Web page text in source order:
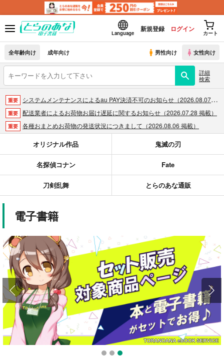
Language
新規登録 ログイン
カート
全年齢向け 成年向け 男性向け 女性向け
詳細
検索
重要 システムメンテナンスによるau PAY決済不可のお知らせ（2026.08.07 掲載）
重要 配送業者によるお荷物お届け遅延に関するお知らせ（2026.07.28 掲載）
重要 各種おまとめお荷物の発送状況につきまして（2026.08.06 掲載）
おまとめサイクル「定期便(月2)」一般会員様の利用再開のお知らせ（2026.02.05 掲載）
重要 「とらのあな×駿河屋日本橋乙女同人誌館」通販店頭受取サービス開始のお知らせ（2026.01.05 更新｜2025.12.30 掲載）
【2025/12/1より】「通販ポイント⇒とらコイン変換キャンペーン」終了のお知らせ（2025.11.21 掲載）
重要 ポイント付与・管理体制改定のお知らせ（2024.11.20 掲載）
オリジナル作品 鬼滅の刃
名探偵コナン Fate
刀剣乱舞 とらのあな通販
電子書籍